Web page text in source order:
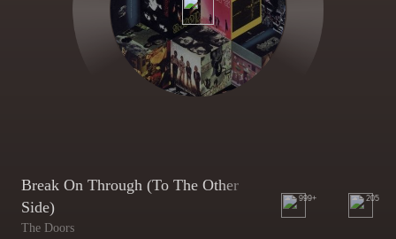
Break On Through (To The Other
Side)
The Doors
999+ 205